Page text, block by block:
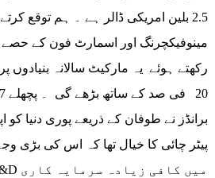
2.5 بلین امریکی ڈالر ہے ۔ ہم توقع
مینوفیکچرنگ اور اسمارٹ فون کے
برانڈز نے طوفان کے ذریعے پوری دنیا کو
پیٹر چائی کا خیال تھا کہ اس کی بڑی